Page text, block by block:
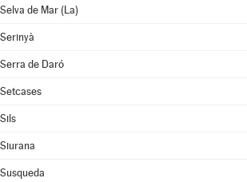
Selva de Mar (La)
Serinyà
Serra de Daró
Setcases
Sils
Siurana
Susqueda